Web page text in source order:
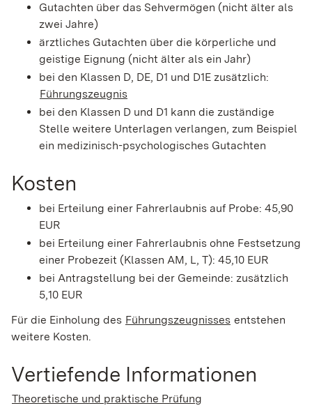
Gutachten über das Sehvermögen (nicht älter als
zwei Jahre)
ärztliches Gutachten über die körperliche und
geistige Eignung (nicht älter als ein Jahr)
bei den Klassen D, DE, D1 und D1E zusätzlich:
Führungszeugnis
bei den Klassen D und D1 kann die zuständige
Stelle weitere Unterlagen verlangen, zum Beispiel
ein medizinisch-psychologisches Gutachten
Kosten
bei Erteilung einer Fahrerlaubnis auf Probe: 45,90
EUR
bei Erteilung einer Fahrerlaubnis ohne Festsetzung
einer Probezeit (Klassen AM, L, T): 45,10 EUR
bei Antragstellung bei der Gemeinde: zusätzlich
5,10 EUR
Für die Einholung des Führungszeugnisses entstehen
weitere Kosten.
Vertiefende Informationen
Theoretische und praktische Prüfung